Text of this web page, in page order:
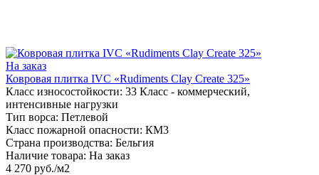
На заказ
Ковровая плитка IVC «Rudiments Clay Create 325»
Класс износостойкости: 33 Класс - коммерческий,
интенсивные нагрузки
Тип ворса: Петлевой
Класс пожарной опасности: КМ3
Страна производства: Бельгия
Наличие товара: На заказ
4 270 руб./м2